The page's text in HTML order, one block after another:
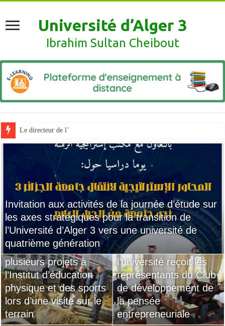
Université d’Alger 3
Ibrahim Sultan Cheibout
Le directeur de l’université reçoit les représentants du
Invitation aux activités de la journée d’étude sur
les axes stratégiques pour la transition de
l’Université d’Alger 3 vers une université de
quatrième génération
Le directeur de
l’université inspecte
plusieurs projets à
l’Institut d’éducation
physique et des sports
lors d’une visite sur le
terrain
Le directeur de
l’université reçoit les
représentants du Club
de développement de
la pensée
entrepreneuriale
Les clubs scientifiques
de l’Université d’Alger
3 saluent vivement la
stratégie réformatrice
globale de Son
Excellence le Ministre
de l’Enseignement
Le directeur de
l’université, le
professeur Khaled